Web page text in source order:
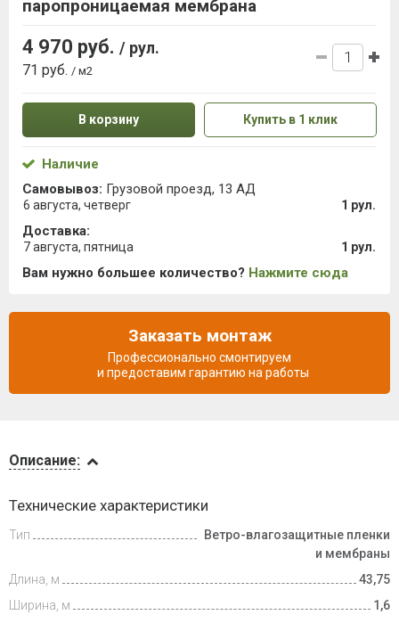
и оплата
Описание:
Технические характеристики
Тип
Ветро-влагозащитные пленки
и мембраны
Длина, м
43,75
Ширина, м
1,6
паропроницаемая мембрана
4 970 руб. / рул.
71 руб. / м2
В корзину Купить в 1 клик
Наличие
Самовывоз: Грузовой проезд, 13 АД
6 августа, четверг 1 рул.
Доставка:
7 августа, пятница 1 рул.
Вам нужно большее количество? Нажмите сюда
Заказать монтаж
Профессионально смонтируем
и предоставим гарантию на работы